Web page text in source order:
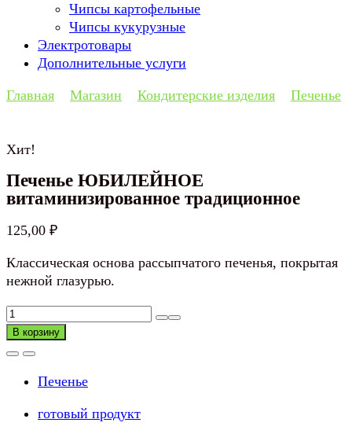
Чипсы картофельные
Чипсы кукурузные
Электротовары
Дополнительные услуги
Главная Магазин Кондитерские изделия Печенье
Хит!
Печенье ЮБИЛЕЙНОЕ
витаминизированное традиционное
125,00 ₽
Классическая основа рассыпчатого печенья, покрытая
нежной глазурью.
Количество
товара
Печенье
витаминизированное
В корзину
Печенье
готовый продукт